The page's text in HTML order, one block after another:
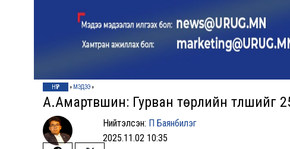
НҮҮР » МЭДЭЭ»
А.Амартүвшин: Гурван төрлийн түлшийг
Нийтэлсэн: П Баянбилэг
2025.11.02 10:35